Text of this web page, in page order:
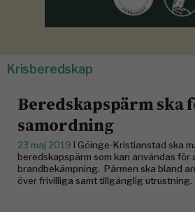
Krisberedskap
Beredskapspärm ska
samordning
23 maj 2019 I Göinge-Kristianstad ska
beredskapspärm som kan användas för
brandbekämpning. Pärmen ska bland
över frivilliga samt tillgänglig utrustning.